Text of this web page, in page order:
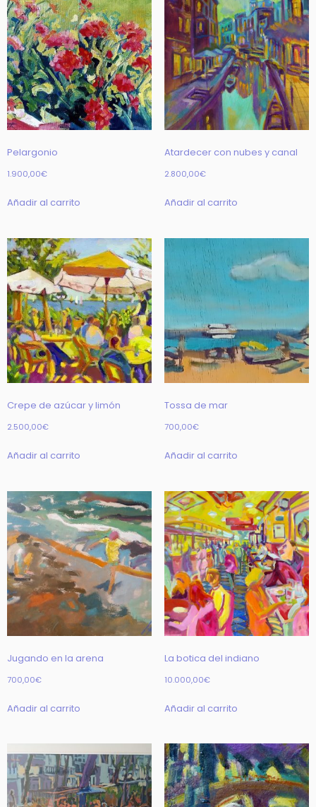
Pelargonio
1.900,00€
Añadir al carrito
Atardecer con nubes y canal
2.800,00€
Añadir al carrito
Crepe de azúcar y limón
2.500,00€
Añadir al carrito
Tossa de mar
700,00€
Añadir al carrito
Jugando en la arena
700,00€
Añadir al carrito
La botica del indiano
10.000,00€
Añadir al carrito